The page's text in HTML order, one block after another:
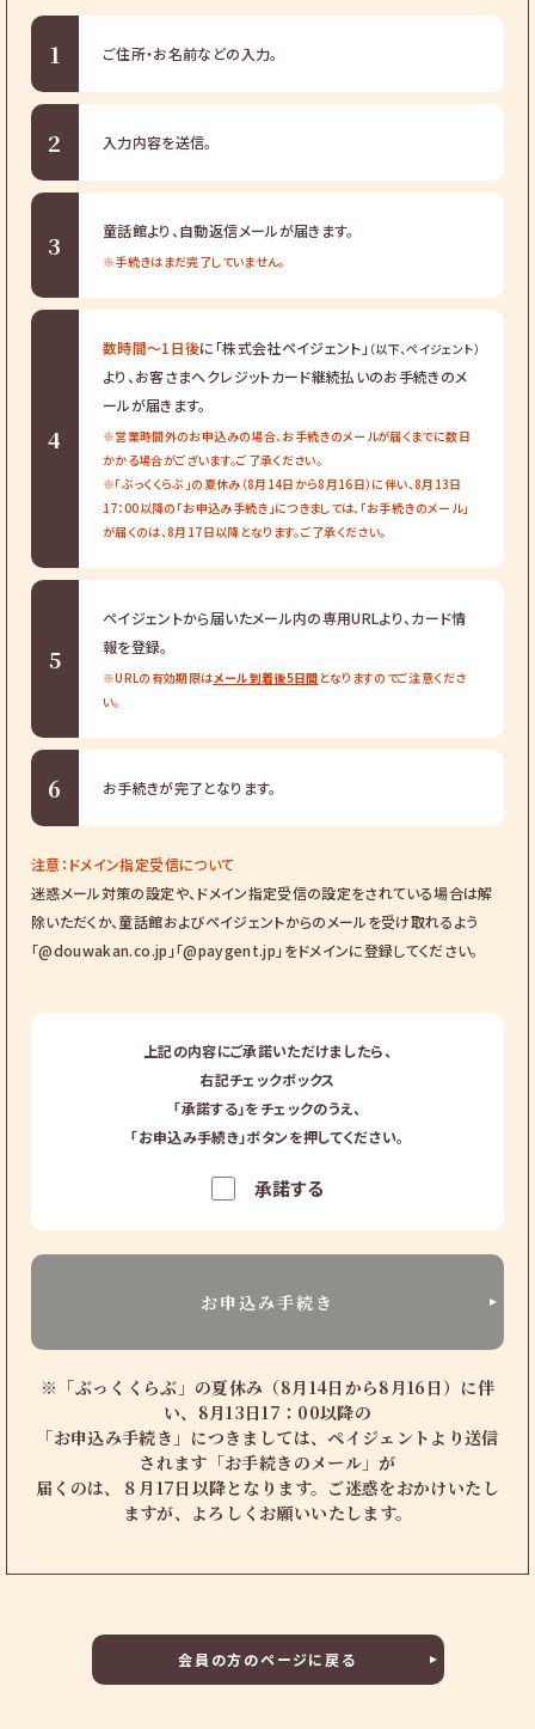
1 ご住所・お名前などの入力。
2 入力内容を送信。
3 童話館より、自動返信メールが届きます。
※手続きはまだ完了していません。
4
数時間～1日後に「株式会社ペイジェント」 （以下、ペイジェント）
より、お客さまへクレジットカード継続払いのお手続きのメ
ールが届きます。
※営業時間外のお申込みの場合、お手続きのメールが届くまでに数日
かかる場合がございます。ご了承ください。
※「ぶっくくらぶ」の夏休み（8月14日から8月16日）に伴い、8月13日
17：00以降の「お申込み手続き」につきましては、「お手続きのメール」
が届くのは、8月17日以降となります。ご了承ください。
5
ペイジェントから届いたメール内の専用URLより、カード情
報を登録。
※URLの有効期限はメール到着後5日間 となりますのでご注意くださ
い。
6 お手続きが完了となります。
注意：ドメイン指定受信について
迷惑メール対策の設定や、ドメイン指定受信の設定をされている場合は解
除いただくか、童話館およびペイジェントからのメールを受け取れるよう
「@douwakan.co.jp」「@paygent.jp」をドメインに登録してください。
上記の内容にご承諾いただけましたら、
右記チェックボックス
「承諾する」をチェックのうえ、
「お申込み手続き」ボタンを押してください。
承諾する
お申込み手続き
※「ぶっくくらぶ」の夏休み（8月14日から8月16日）に伴
い、8月13日17：00以降の
「お申込み手続き」につきましては、ペイジェントより送信
されます「お手続きのメール」が
届くのは、８月17日以降となります。ご迷惑をおかけいたし
ますが、よろしくお願いいたします。
会員の方のページに戻る